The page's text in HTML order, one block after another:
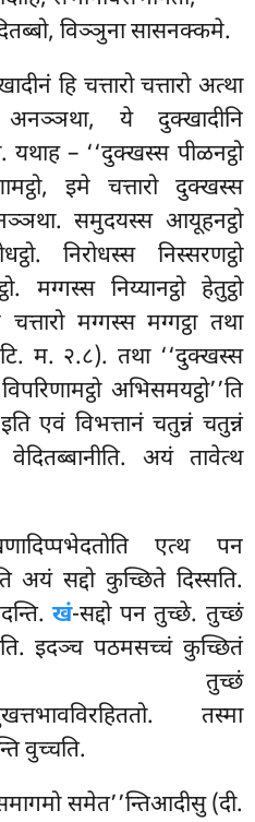
विञ्ञुना सासनक्कमे.
हि चत्तारो चत्तारो अत्था
अनञ्ञथा, ये दुक्खादीनि
– ‘‘दुक्खस्स पीळनट्ठो
इमे चत्तारो दुक्खस्स
समुदयस्स आयूहनट्ठो
निरोधस्स निस्सरणट्ठो
मग्गस्स निय्यानट्ठो हेतुट्ठो
मग्गस्स मग्गट्ठा तथा
म. २.८). तथा ‘‘दुक्खस्स
अभिसमयट्ठो’’ति
एवं विभत्तानं चतुन्नं चतुन्नं
अयं तावेत्थ
एत्थ पन
अयं सद्दो कुच्छिते दिस्सति.
खं-सद्दो पन तुच्छे. तुच्छं
इदञ्च पठमसच्चं कुच्छितं
तुच्छं
तस्मा
वुच्चति.
समेत’’न्तिआदीसु (दी.